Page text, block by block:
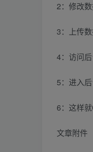
2：修改
3：上传
4：访问
5：进入
6：这样
文章附件